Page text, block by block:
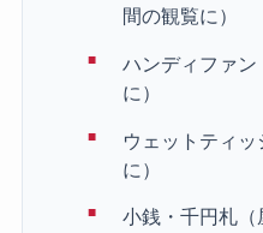
間の観覧に）
ハンディファ
に）
ウェットティ
に）
小銭・千円札